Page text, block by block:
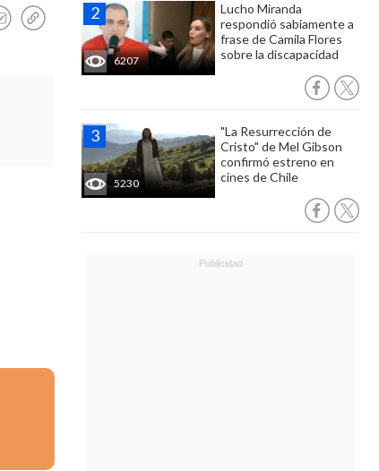
6207
Lucho Miranda
respondió sabiamente a
frase de Camila Flores
sobre la discapacidad
5230
"La Resurrección de
Cristo" de Mel Gibson
confirmó estreno en
cines de Chile